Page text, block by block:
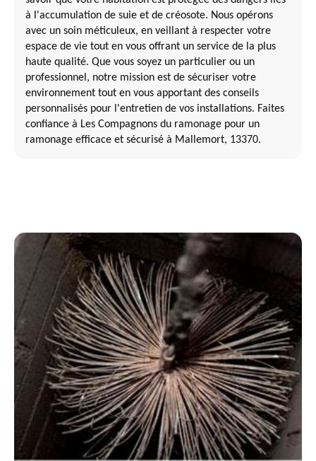
à l'accumulation de suie et de créosote. Nous opérons
avec un soin méticuleux, en veillant à respecter votre
espace de vie tout en vous offrant un service de la plus
haute qualité. Que vous soyez un particulier ou un
professionnel, notre mission est de sécuriser votre
environnement tout en vous apportant des conseils
personnalisés pour l'entretien de vos installations. Faites
confiance à Les Compagnons du ramonage pour un
ramonage efficace et sécurisé à Mallemort, 13370.